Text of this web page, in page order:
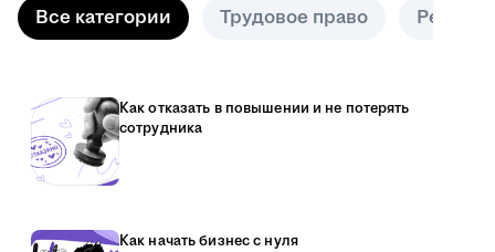
Все категории Трудовое право
Как отказать в повышении и не потерять
сотрудника
Как начать бизнес с нуля